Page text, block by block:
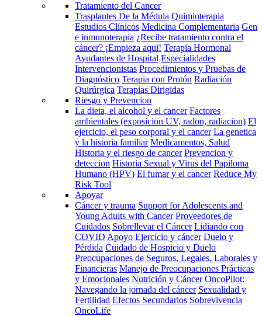
Tratamiento del Cancer
Trasplantes De la Médula Quimioterapia
Estudios Clínicos Medicina Complementaria Gen
e inmunoterapia ¿Recibe tratamiento contra el
cáncer? ¡Empieza aqui! Terapia Hormonal
Ayudantes de Hospital Especialidades
Intervencionistas Procedimientos y Pruebas de
Diagnóstico Terapia con Protón Radiación
Quirúrgica Terapias Dirigidas
Riesgo y Prevencion
La dieta, el alcohol y el cancer Factores
ambientales (exposicion UV, radon, radiacion) El
ejercicio, el peso corporal y el cancer La genetica
y la historia familiar Medicamentos, Salud
Historia y el riesgo de cancer Prevencion y
deteccion Historia Sexual y Virus del Papiloma
Humano (HPV) El fumar y el cancer Reduce My
Risk Tool
Apoyar
Cáncer y trauma Support for Adolescents and
Young Adults with Cancer Proveedores de
Cuidados Sobrellevar el Cáncer Lidiando con
COVID Apoyo Ejercicio y cáncer Duelo y
Pérdida Cuidado de Hospicio y Duelo
Preocupaciones de Seguros, Legales, Laborales y
Financieras Manejo de Preocupaciones Prácticas
y Emocionales Nutrición y Cáncer OncoPilot:
Navegando la jornada del cáncer Sexualidad y
Fertilidad Efectos Secundarios Sobrevivencia
OncoLife